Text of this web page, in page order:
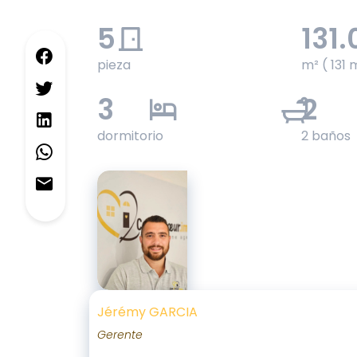
5
pieza m² ( 131
3
dormitorio
2
2 baños
Jérémy GARCIA
Gerente